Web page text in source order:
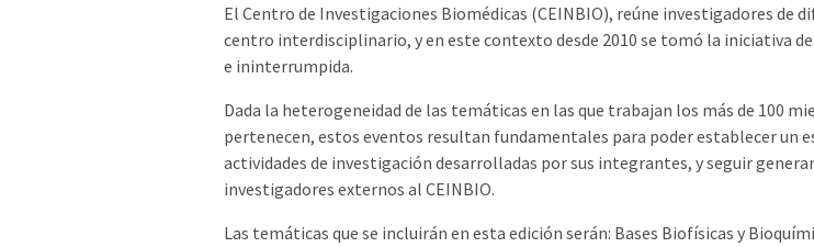
El Centro de Investigaciones Biomédicas (CEINBIO), reúne investigadores
centro interdisciplinario, y en este contexto desde 2010 se tomó la iniciativa
e ininterrumpida.
Dada la heterogeneidad de las temáticas en las que trabajan los más de 100
pertenecen, estos eventos resultan fundamentales para poder establecer un
actividades de investigación desarrolladas por sus integrantes, y seguir
investigadores externos al CEINBIO.
Las temáticas que se incluirán en esta edición serán: Bases Biofísicas y